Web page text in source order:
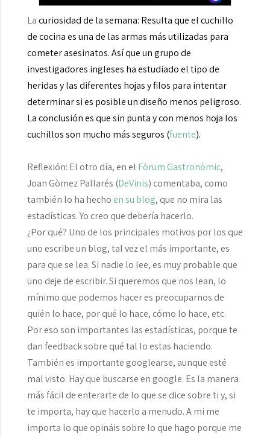
Lacuriosidad de la semana: Resulta que el cuchillo
de cocina es una de las armas más utilizadas para
cometer asesinatos. Así que un grupo de
investigadores ingleses ha estudiado el tipo de
heridas y las diferentes hojas y filos para intentar
determinar si es posible un diseño menos peligroso.
La conclusión es que sin punta y con menos hoja los
cuchillos son mucho más seguros (fuente).
Reflexión: El otro día, en el Fòrum Gastronòmic,
Joan Gòmez Pallarés (DeVinis) comentaba, como
también lo ha hecho en su blog, que no mira las
estadísticas. Yo creo que debería hacerlo.
¿Por qué? Uno de los principales motivos por los que
uno escribe un blog, tal vez el más importante, es
para que se lea. Si nadie lo lee, es muy probable que
uno deje de escribir. Si queremos que nos lean, lo
mínimo que podemos hacer es preocuparnos de
quién lo hace, por qué lo hace, cómo lo hace, etc.
Por eso son importantes las estadísticas, porque te
danfeedbacksobre qué tal lo estas haciendo.
También es importante googlearse, aunque esté
mal visto. Hay que buscarse en google. Es la manera
más fácil de enterarte de lo que se dice sobre ti y, si
te importa, hay que hacerlo a menudo. A mi me
importa lo que opináis sobre lo que hago porque me